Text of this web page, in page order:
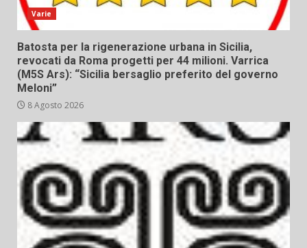
Varie
Batosta per la rigenerazione urbana in Sicilia,
revocati da Roma progetti per 44 milioni. Varrica
(M5S Ars): “Sicilia bersaglio preferito del governo
Meloni”
8 Agosto 2026